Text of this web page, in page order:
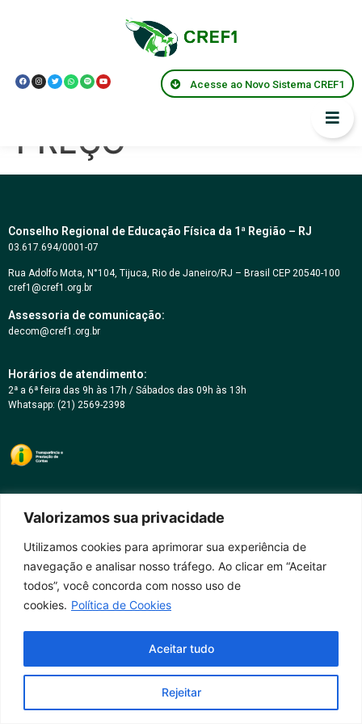
Valorizamos sua privacidade
Utilizamos cookies para aprimorar sua experiência de
navegação e analisar nosso tráfego. Ao clicar em “Aceitar
todos”, você concorda com nosso uso de
cookies. Política de Cookies
Rejeitar
Aceitar tudo
Acesse ao Novo Sistema CREF1
PREGÃO
ELETRÔNICO Nº
90002/2025 MENOR
PREÇO
Conselho Regional de Educação Física da 1ª Região – RJ
03.617.694/0001-07
Rua Adolfo Mota, N°104, Tijuca, Rio de Janeiro/RJ – Brasil CEP 20540-100
cref1@cref1.org.br
Assessoria de comunicação:
decom@cref1.org.br
Horários de atendimento:
2ª a 6ª feira das 9h às 17h / Sábados das 09h às 13h
Whatsapp: (21) 2569-2398